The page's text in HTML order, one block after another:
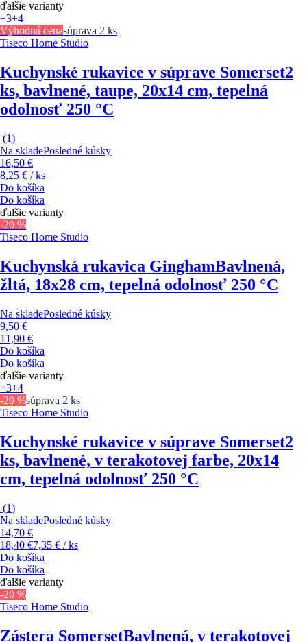
ďalšie varianty
+3+4
Výhodná cenasúprava 2 ks
Tiseco Home Studio
Kuchynské rukavice v súprave Somerset2
ks, bavlnené, taupe, 20x14 cm, tepelná
odolnosť 250 °C
(1)
Na skladePosledné kúsky
16,50 €
8,25 € / ks
Do košíka
Do košíka
ďalšie varianty
-20 %
Tiseco Home Studio
Kuchynská rukavica GinghamBavlnená,
žltá, 18x28 cm, tepelná odolnosť 250 °C
Na skladePosledné kúsky
9,50 €
11,90 €
Do košíka
Do košíka
ďalšie varianty
+3+4
-20 %súprava 2 ks
Tiseco Home Studio
Kuchynské rukavice v súprave Somerset2
ks, bavlnené, v terakotovej farbe, 20x14
cm, tepelná odolnosť 250 °C
(1)
Na skladePosledné kúsky
14,70 €
18,40 €7,35 € / ks
Do košíka
Do košíka
ďalšie varianty
-20 %
Tiseco Home Studio
Zástera SomersetBavlnená, v terakotovej